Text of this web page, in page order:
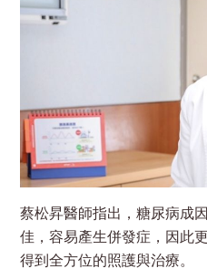
蔡松昇醫師指出，糖尿病成
佳，容易產生併發症，因此
得到全方位的照護與治療。